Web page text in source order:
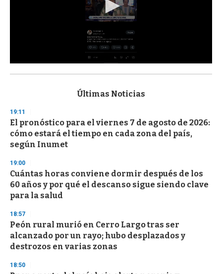
s
d
s
o
f
3
s
e
c
o
n
d
Últimas Noticias
19:11
El pronóstico para el viernes 7 de agosto de 2026:
cómo estará el tiempo en cada zona del país,
según Inumet
19:00
Cuántas horas conviene dormir después de los
60 años y por qué el descanso sigue siendo clave
para la salud
18:57
Peón rural murió en Cerro Largo tras ser
alcanzado por un rayo; hubo desplazados y
destrozos en varias zonas
18:50